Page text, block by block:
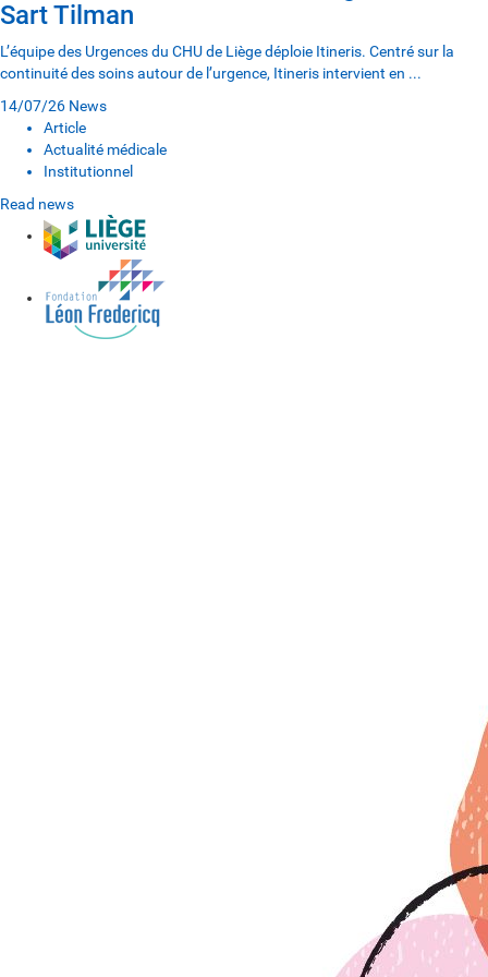
Sart Tilman
L’équipe des Urgences du CHU de Liège déploie Itineris. Centré sur la
continuité des soins autour de l’urgence, Itineris intervient en ...
14/07/26 News
Article
Actualité médicale
Institutionnel
Read news